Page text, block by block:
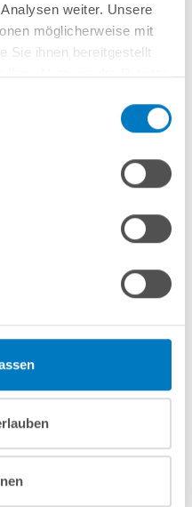
weiter. Unsere
möglicherweise mit
Sie ihnen bereitgestellt
gerne weiter: